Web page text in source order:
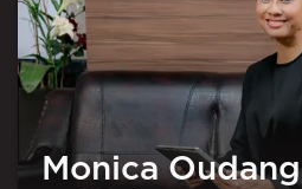
Monica Oudang